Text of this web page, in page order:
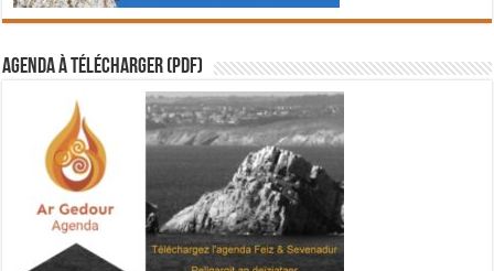
Agenda à télécharger (PDF)